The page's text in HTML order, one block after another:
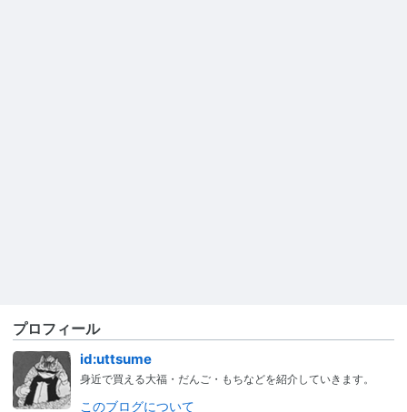
プロフィール
id:uttsume
身近で買える大福・だんご・もちなどを紹介していきます。
このブログについて